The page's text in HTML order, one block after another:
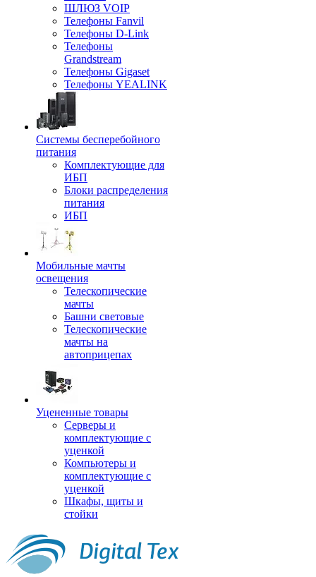
ШЛЮЗ VOIP
Телефоны Fanvil
Телефоны D-Link
Телефоны
Grandstream
Телефоны Gigaset
Телефоны YEALINK
Системы бесперебойного
питания
Комплектующие для
ИБП
Блоки распределения
питания
ИБП
Мобильные мачты
освещения
Телескопические
мачты
Башни световые
Телескопические
мачты на
автоприцепах
Уцененные товары
Серверы и
комплектующие с
уценкой
Компьютеры и
комплектующие с
уценкой
Шкафы, щиты и
стойки